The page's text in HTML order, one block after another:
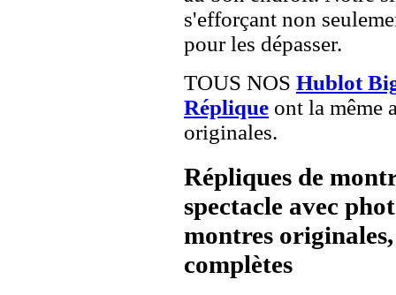
s'efforçant non
pour les dépasser.
TOUS NOS Hublot
Réplique ont la même
originales.
Répliques de
spectacle avec
montres
complètes